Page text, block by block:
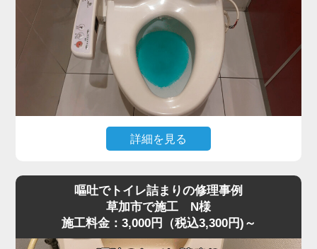
しい使い方もお伝えしました。
大量のペーパーによる詰まりは軽度に見えても、便器内部
の奥で固まっていることが多く、高圧ポンプのような専門
機材でないと解消が難しいケースが非常に多いです。
すが、実際にはトイレットペーパーほど水に溶けにくく、
草加市周辺でもシート詰まりのトラブルが増えています。
特に節水型トイレでは水量が少ないため、少し厚めのシー
トでも奥で丸まって団子状に固まりやすく、家庭用のラバ
ーカップではほとんど動かないケースが多いのが特徴で
今回の現場では、業務用の高圧ポンプを使用し、詰まりの
ある深い位置に圧力を段階的にかけて作業を行いました。
数回加圧すると、固まっていたシートの塊が崩れ、排水路
複数回の流しテストでも異常はなく、通常利用できる状態
へ復旧しました。
お掃除シートは「流せる」と表記されていても、実際には
水に溶けず、トラブルの原因になりやすいため、便器に流
詳細を見る
引かなくなりトイレが使えなくなったというご相談があり
現場で状況を確認すると、便器の内部で猫砂が固まり、排
水路を完全に塞いでいる状態でした。
嘔吐でトイレ詰まりの修理事例
草加市で施工 N様
施工料金：3,000円（税込3,300円)～